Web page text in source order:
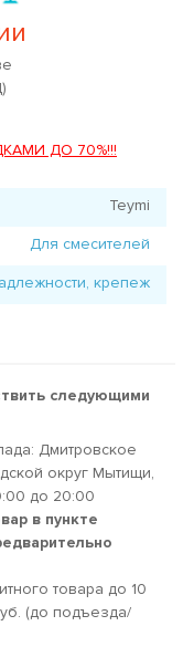
ДО 70%!!!
Teymi
Для смесителей
крепеж
следующими
Дмитровское
округ Мытищи,
до 20:00
в пункте
товара до 10
(до подъезда/